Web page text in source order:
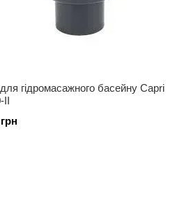
гідромасажного басейну Capri
II